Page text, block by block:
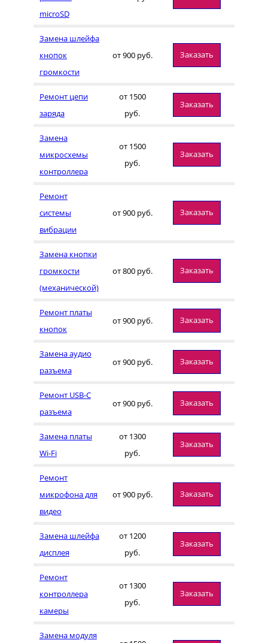
microSD
Замена шлейфа
кнопок
громкости
от 900 руб. Заказать
Ремонт цепи
заряда
от 1500
руб.
Заказать
Замена
микросхемы
контроллера
от 1500
руб.
Заказать
Ремонт
системы
вибрации
от 900 руб. Заказать
Замена кнопки
громкости
(механической)
от 800 руб. Заказать
Ремонт платы
кнопок
от 900 руб. Заказать
Замена аудио
разъема
от 900 руб. Заказать
Ремонт USB-C
разъема
от 900 руб. Заказать
Замена платы
Wi-Fi
от 1300
руб.
Заказать
Ремонт
микрофона для
видео
от 900 руб. Заказать
Замена шлейфа
дисплея
от 1200
руб.
Заказать
Ремонт
контроллера
камеры
от 1300
руб.
Заказать
Замена модуля